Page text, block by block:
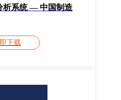
析系统 — 中国制造
下载